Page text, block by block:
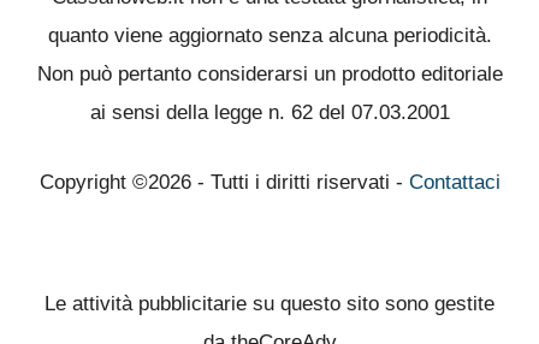
quanto viene aggiornato senza alcuna periodicità.
Non può pertanto considerarsi un prodotto editoriale
ai sensi della legge n. 62 del 07.03.2001
Copyright ©2026 - Tutti i diritti riservati - Contattaci
Le attività pubblicitarie su questo sito sono gestite